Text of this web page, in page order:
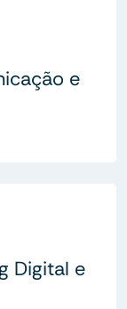
e
Digital e